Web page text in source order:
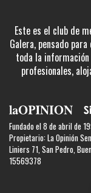
Este es el club de
Galera, pensado
toda la
profesionales,
Fundado el 8 de abril de
Propietario: La Opinión
Liniers 71, San Pedro,
15569378